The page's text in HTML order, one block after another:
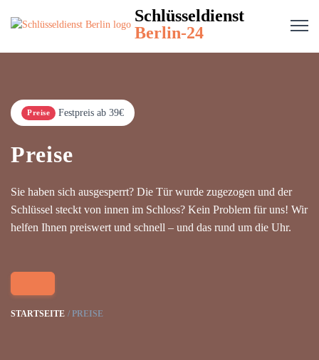
Schlüsseldienst
Berlin-24
Preise Festpreis ab 39€
Preise
Sie haben sich ausgesperrt? Die Tür wurde zugezogen und der
Schlüssel steckt von innen im Schloss? Kein Problem für uns! Wir
helfen Ihnen preiswert und schnell – und das rund um die Uhr.
STARTSEITE PREISE